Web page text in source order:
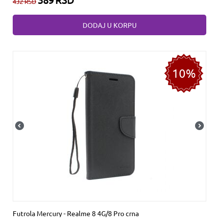
DODAJ U KORPU
10%
Futrola Mercury - Realme 8 4G/8 Pro crna